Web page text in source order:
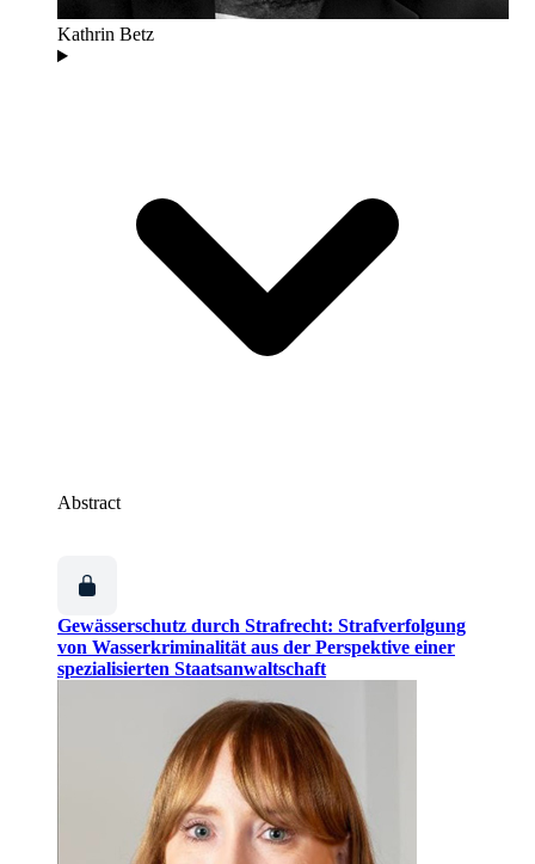
Kathrin Betz
Abstract
Gewässerschutz durch Strafrecht: Strafverfolgung
von Wasserkriminalität aus der Perspektive einer
spezialisierten Staatsanwaltschaft